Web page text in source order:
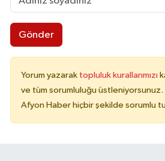
Gönder
Yorum yazarak topluluk kurallarımızı
ve tüm sorumluluğu üstleniyorsunuz.
Afyon Haber hiçbir şekilde sorumlu